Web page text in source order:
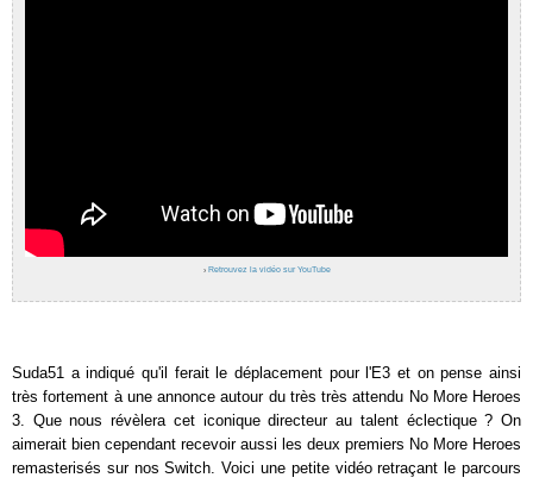
› Retrouvez la vidéo sur YouTube
Suda51 a indiqué qu'il ferait le déplacement pour l'E3 et on pense ainsi
très fortement à une annonce autour du très très attendu No More Heroes
3. Que nous révèlera cet iconique directeur au talent éclectique ? On
aimerait bien cependant recevoir aussi les deux premiers No More Heroes
remasterisés sur nos Switch. Voici une petite vidéo retraçant le parcours